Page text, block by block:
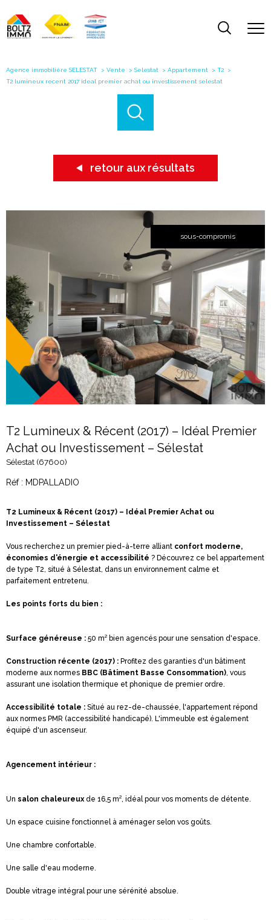
Agence immobilière SELESTAT Vente Selestat Appartement
T2
T2 lumineux recent 2017 ideal premier achat ou investissement selestat
retour aux résultats
sous-compromis
T2 Lumineux & Récent (2017) – Idéal Premier
Achat ou Investissement – Sélestat
Sélestat (67600)
Réf : MDPALLADIO
T2 Lumineux & Récent (2017) – Idéal Premier Achat ou
Investissement – Sélestat
Vous recherchez un premier pied-à-terre alliant confort moderne,
économies d'énergie et accessibilité ? Découvrez ce bel appartement
de type T2, situé à Sélestat, dans un environnement calme et
parfaitement entretenu.
Les points forts du bien :
Surface généreuse : 50 m² bien agencés pour une sensation d'espace.
Construction récente (2017) : Profitez des garanties d'un bâtiment
moderne aux normes BBC (Bâtiment Basse Consommation), vous
assurant une isolation thermique et phonique de premier ordre.
Accessibilité totale : Situé au rez-de-chaussée, l'appartement répond
aux normes PMR (accessibilité handicapé). L'immeuble est également
équipé d'un ascenseur.
Agencement intérieur :
Un salon chaleureux de 16,5 m², idéal pour vos moments de détente.
Un espace cuisine fonctionnel à aménager selon vos goûts.
Une chambre confortable.
Une salle d'eau moderne.
Double vitrage intégral pour une sérénité absolue.